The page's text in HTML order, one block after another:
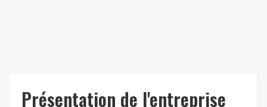
Présentation de l'entreprise